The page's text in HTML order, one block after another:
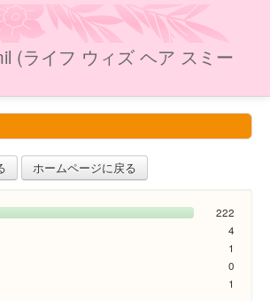
(ライフ ウィズ ヘア スミー
ホームページに戻る
222
4
1
0
1